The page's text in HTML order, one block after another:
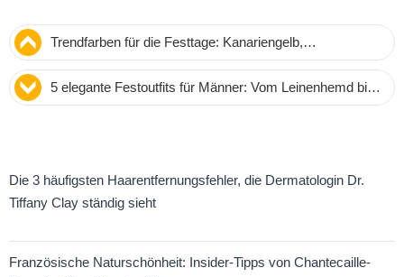
Trendfarben für die Festtage: Kanariengelb,
Kastanienbraun, Petrolblau und Flaschengrün sorgen für
festliche Stimmung
5 elegante Festoutfits für Männer: Vom Leinenhemd bis
zum Dhoti
Die 3 häufigsten Haarentfernungsfehler, die Dermatologin Dr.
Tiffany Clay ständig sieht
Französische Naturschönheit: Insider-Tipps von Chantecaille-